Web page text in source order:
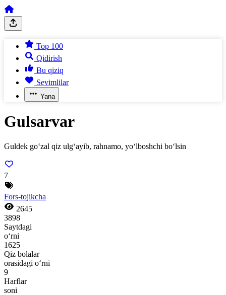
Top 100
Qidirish
Bu qiziq
Sevimlilar
Yana
Gulsarvar
Guldek go‘zal qiz ulg‘ayib, rahnamo, yo‘lboshchi bo‘lsin
7
Fors-tojikcha
2645
3898
Saytdagi
o‘rni
1625
Qiz bolalar
orasidagi o‘rni
9
Harflar
soni